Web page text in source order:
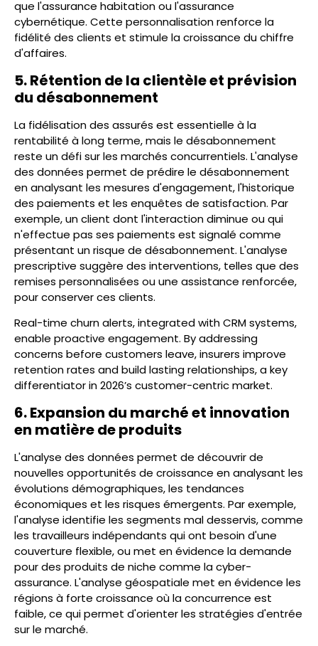
que l'assurance habitation ou l'assurance
cybernétique. Cette personnalisation renforce la
fidélité des clients et stimule la croissance du chiffre
d'affaires.
5. Rétention de la clientèle et prévision
du désabonnement
La fidélisation des assurés est essentielle à la
rentabilité à long terme, mais le désabonnement
reste un défi sur les marchés concurrentiels. L'analyse
des données permet de prédire le désabonnement
en analysant les mesures d'engagement, l'historique
des paiements et les enquêtes de satisfaction. Par
exemple, un client dont l'interaction diminue ou qui
n'effectue pas ses paiements est signalé comme
présentant un risque de désabonnement. L'analyse
prescriptive suggère des interventions, telles que des
remises personnalisées ou une assistance renforcée,
pour conserver ces clients.
Real-time churn alerts, integrated with CRM systems,
enable proactive engagement. By addressing
concerns before customers leave, insurers improve
retention rates and build lasting relationships, a key
differentiator in 2026’s customer-centric market.
6. Expansion du marché et innovation
en matière de produits
L'analyse des données permet de découvrir de
nouvelles opportunités de croissance en analysant les
évolutions démographiques, les tendances
économiques et les risques émergents. Par exemple,
l'analyse identifie les segments mal desservis, comme
les travailleurs indépendants qui ont besoin d'une
couverture flexible, ou met en évidence la demande
pour des produits de niche comme la cyber-
assurance. L'analyse géospatiale met en évidence les
régions à forte croissance où la concurrence est
faible, ce qui permet d'orienter les stratégies d'entrée
sur le marché.